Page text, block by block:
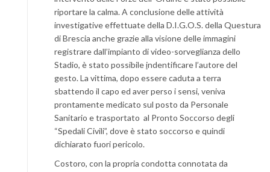
riportare la calma. A conclusione delle attività
investigative effettuate della D.I.G.O.S. della Questura
di Brescia anche grazie alla visione delle immagini
registrare dall’impianto di video-sorveglianza dello
Stadio, è stato possibileindentificare l’autore del
gesto. La vittima, dopo essere caduta a terra
sbattendo il capo ed aver perso i sensi, veniva
prontamente medicato sul posto da Personale
Sanitario e trasportato al Pronto Soccorso degli
“Spedali Civili”, dove è stato soccorso e quindi
dichiarato fuori pericolo.
Costoro, con la propria condotta connotata da